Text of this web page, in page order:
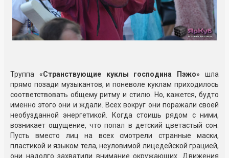
Труппа «Странствующие куклы господина Пэжо» шла
прямо позади музыкантов, и поневоле куклам приходилось
соответствовать общему ритму и стилю. Но, кажется, будто
именно этого они и ждали. Всех вокруг они поражали своей
необузданной энергетикой. Когда стоишь рядом с ними,
возникает ощущение, что попал в детский цветастый сон.
Пусть вместо лиц на всех смотрели странные маски,
пластикой и языком тела, неуловимой лицедейской грацией,
они надолго захватили внимание окружающих. Движения